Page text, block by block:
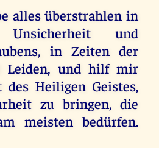
alles überstrahlen in
und
in Zeiten der
Leiden, und hilf mir
Heiligen Geistes,
zu bringen, die
meisten bedürfen.